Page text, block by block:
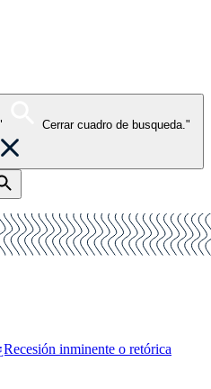
Cerrar cuadro de busqueda."
inminente o retórica